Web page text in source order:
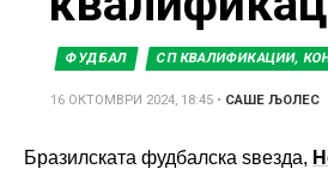
ФУДБАЛ СП КВАЛИФИКАЦИИ,
16 ОКТОМВРИ 2024, 18:45 • САШЕ ЉОЛЕС
Бразилската фудбалска ѕвезда,